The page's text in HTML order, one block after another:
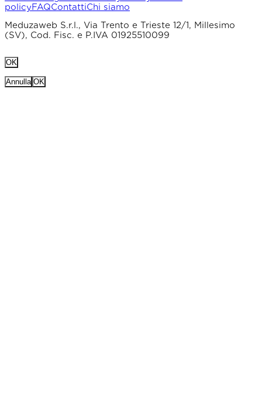
policyFAQContattiChi siamo
Meduzaweb S.r.l., Via Trento e Trieste 12/1, Millesimo
(SV), Cod. Fisc. e P.IVA 01925510099
OK
Annulla OK